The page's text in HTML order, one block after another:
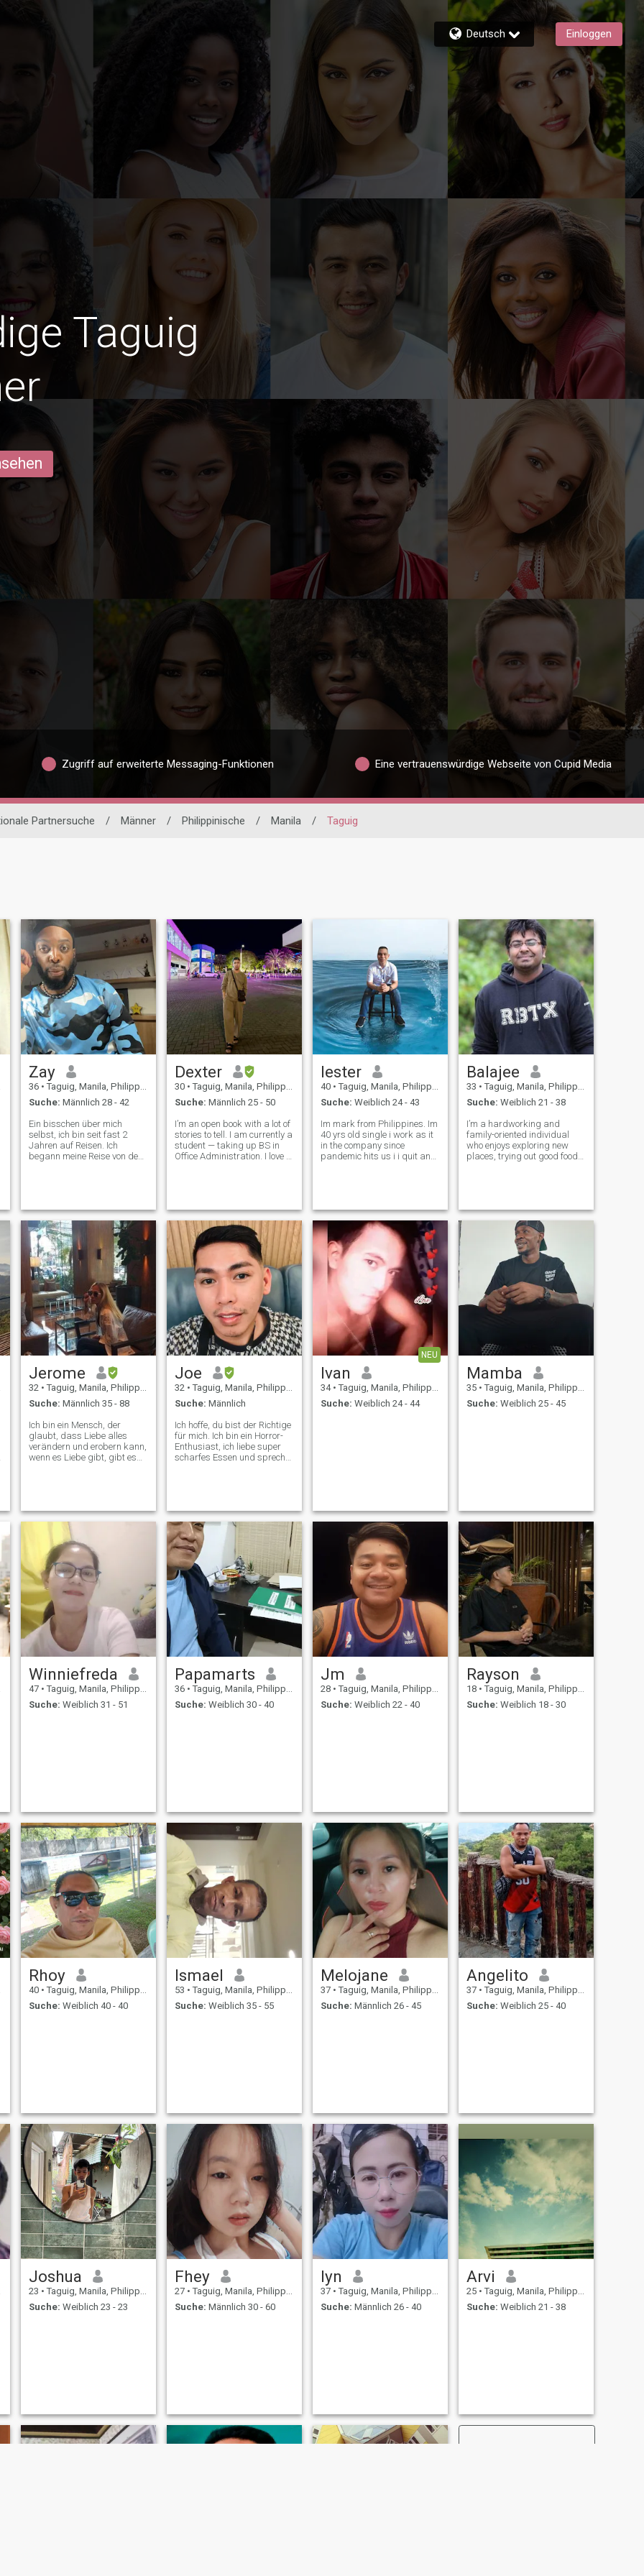
Deutsch Einloggen
Taguig
Zugriff auf erweiterte Messaging-Funktionen Eine vertrauenswürdige Webseite von Cupid Media
Partnersuche / Männer / Philippinische / Manila / Taguig
Zay
36 • Taguig, Manila, Philippinen
Suche: Männlich 28 - 42
Ein bisschen über mich
selbst, ich bin seit fast 2
Jahren auf Reisen. Ich
begann meine Reise von den
Frankreich, und China. Ich
freue mich schon darauf,
mehr zu reisen.
Dexter
30 • Taguig, Manila, Philippinen
Suche: Männlich 25 - 50
I’m an open book with a lot of
stories to tell. I am currently a
student — taking up BS in
Office Administration. I love to
environmental movemen
lester
40 • Taguig, Manila, Philippinen
Suche: Weiblich 24 - 43
Im mark from Philippines. Im
40 yrs old single i work as it
in the company since
pandemic hits us i i quit and
video games Gym
Balajee
33 • Taguig, Manila, Philippinen
Suche: Weiblich 21 - 38
I’m a hardworking and
family-oriented individual
who enjoys exploring new
places, trying out good food,
architect in a IT Startup and
during my free time,
Jerome
32 • Taguig, Manila, Philippinen
Suche: Männlich 35 - 88
Ich bin ein Mensch, der
glaubt, dass Liebe alles
verändern und erobern kann,
wenn es Liebe gibt, gibt es
diejenigen, die weiblich
suchen, freundlicherweise
(irgendeine) in Ihrem Spiel
oder in Ihrer Suche in DEN
EINSTELLUNGEN ändern.
Joe
32 • Taguig, Manila, Philippinen
Suche: Männlich
Ich hoffe, du bist der Richtige
für mich. Ich bin ein Horror-
Enthusiast, ich liebe super
scharfes Essen und spreche
bekommen wirst, alles, was
du tun musst, ist, damit
umzugehen und das Beste
daraus zu machen. Ich bin
ein Mann, der sieht, was
man so bekommt. Ich liebe
die Optionen entweder Ja
oder Nein. Ich habe viel
erlebt, besonders jene
Momente, die mich fragen
lassen, warum. Am Ende des
Tages ist das Leben immer
noch das, was man schafft.
NEU
Ivan
34 • Taguig, Manila, Philippinen
Suche: Weiblich 24 - 44
Mamba
35 • Taguig, Manila, Philippinen
Suche: Weiblich 25 - 45
Winniefreda
47 • Taguig, Manila, Philippinen
Suche: Weiblich 31 - 51
Papamarts
36 • Taguig, Manila, Philippinen
Suche: Weiblich 30 - 40
Jm
28 • Taguig, Manila, Philippinen
Suche: Weiblich 22 - 40
Rayson
18 • Taguig, Manila, Philippinen
Suche: Weiblich 18 - 30
Rhoy
40 • Taguig, Manila, Philippinen
Suche: Weiblich 40 - 40
Ismael
53 • Taguig, Manila, Philippinen
Suche: Weiblich 35 - 55
Melojane
37 • Taguig, Manila, Philippinen
Suche: Männlich 26 - 45
Angelito
37 • Taguig, Manila, Philippinen
Suche: Weiblich 25 - 40
Joshua
23 • Taguig, Manila, Philippinen
Suche: Weiblich 23 - 23
Fhey
27 • Taguig, Manila, Philippinen
Suche: Männlich 30 - 60
lyn
37 • Taguig, Manila, Philippinen
Suche: Männlich 26 - 40
Arvi
25 • Taguig, Manila, Philippinen
Suche: Weiblich 21 - 38